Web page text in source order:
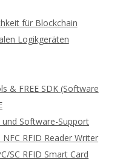
für Blockchain
Logikgeräten
& FREE SDK (Software
Software-Support
RFID Reader Writer
SC RFID Smart Card